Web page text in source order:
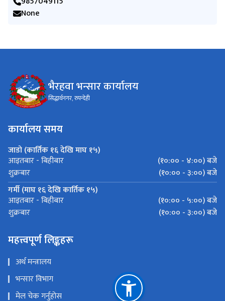
None
भैरहवा भन्सार कार्यालय
सिद्धार्थनगर, रुपन्देही
कार्यालय समय
जाडो (कार्तिक १६ देखि माघ १५)
आइतबार - बिहीबार
(१०:०० - ४:००) बजे
शुक्रबार
(१०:०० - ३:००) बजे
गर्मी (माघ १६ देखि कार्तिक १५)
आइतबार - बिहीबार
(१०:०० - ५:००) बजे
शुक्रबार
(१०:०० - ३:००) बजे
महत्त्वपूर्ण लिङ्कहरू
अर्थ मन्त्रालय
भन्सार विभाग
मेल चेक गर्नुहोस